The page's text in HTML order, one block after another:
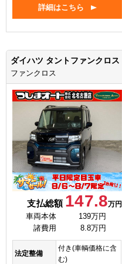
詳細はこちら
ダイハツ タントファンクロス
ファンクロス
支払総額 147.8万円
車両本体
139万円
諸費用
8.8万円
法定整備
付き(車輌価格に含
む)